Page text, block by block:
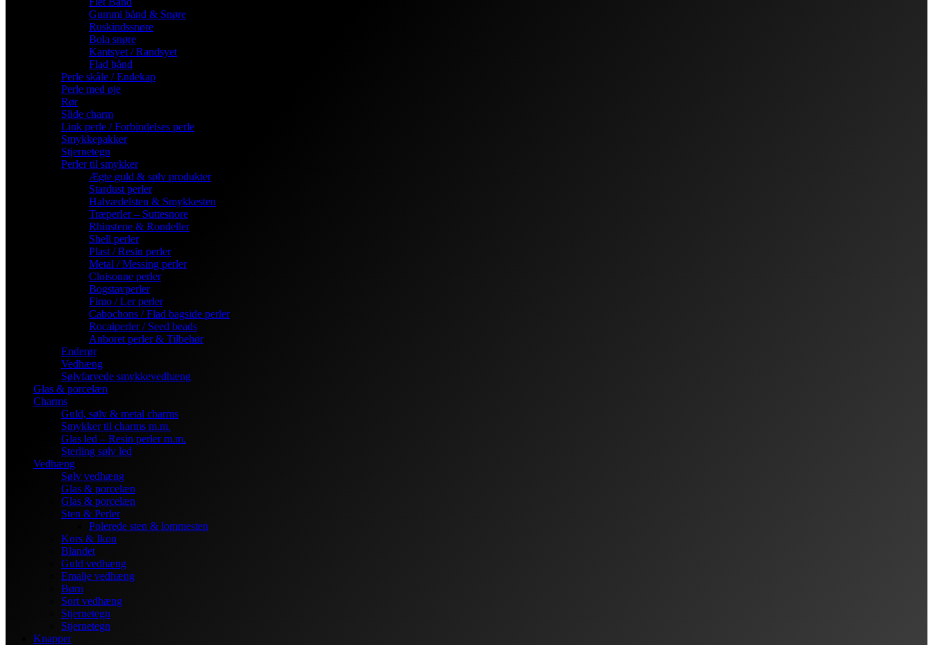
Gummi bånd & Snøre
Ruskindssnøre
Bola snøre
Kantsyet / Randsyet
Flad bånd
Perle skåle / Endekap
Perle med øje
Rør
Slide charm
Link perle / Forbindelses perle
Smykkepakker
Stjernetegn
Perler til smykker
Ægte guld & sølv produkter
Stardust perler
Halvædelsten & Smykkesten
Træperler – Suttesnore
Rhinstene & Rondeller
Shell perler
Plast / Resin perler
Metal / Messing perler
Cloisonne perler
Bogstavperler
Fimo / Ler perler
Cabochons / Flad bagside perler
Rocaiperler / Seed beads
Anboret perler & Tilbehør
Enderør
Vedhæng
Sølvfarvede smykkevedhæng
Glas & porcelæn
Charms
Guld, sølv & metal charms
Smykker til charms m.m.
Glas led – Resin perler m.m.
Sterling sølv led
Vedhæng
Sølv vedhæng
Glas & porcelæn
Glas & porcelæn
Sten & Perler
Polerede sten & lommesten
Kors & Ikon
Blandet
Guld vedhæng
Emalje vedhæng
Børn
Sort vedhæng
Stjernetegn
Stjernetegn
Knapper